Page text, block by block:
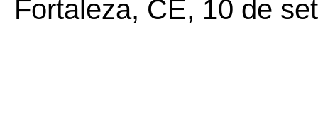
Fortaleza, CE, 10 de